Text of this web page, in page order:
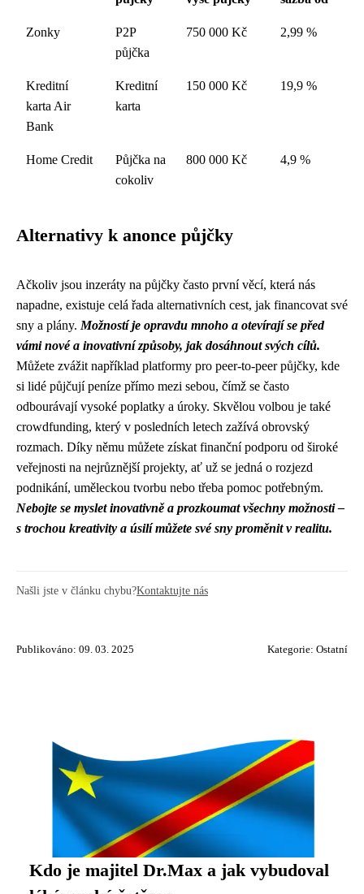
Zonky
P2P
půjčka
750 000 Kč 2,99 %
Kreditní
karta Air
Bank
Kreditní
karta
150 000 Kč 19,9 %
Home Credit
Půjčka na
cokoliv
800 000 Kč 4,9 %
Alternativy k anonce půjčky
Ačkoliv jsou inzeráty na půjčky často první věcí, která nás
napadne, existuje celá řada alternativních cest, jak financovat své
sny a plány. Možností je opravdu mnoho a otevírají se před
vámi nové a inovativní způsoby, jak dosáhnout svých cílů.
Můžete zvážit například platformy pro peer-to-peer půjčky, kde
si lidé půjčují peníze přímo mezi sebou, čímž se často
odbourávají vysoké poplatky a úroky. Skvělou volbou je také
crowdfunding, který v posledních letech zažívá obrovský
rozmach. Díky němu můžete získat finanční podporu od široké
veřejnosti na nejrůznější projekty, ať už se jedná o rozjezd
podnikání, uměleckou tvorbu nebo třeba pomoc potřebným.
Nebojte se myslet inovativně a prozkoumat všechny možnosti –
s trochou kreativity a úsilí můžete své sny proměnit v realitu.
Našli jste v článku chybu?Kontaktujte nás
Publikováno: 09. 03. 2025 Kategorie: Ostatní
Kdo je majitel Dr.Max a jak vybudoval